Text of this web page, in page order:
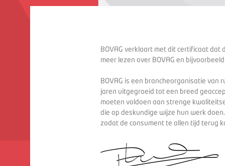
BOVAG verklaart met dit certificaat dat
meer lezen over BOVAG en
BOVAG is een brancheorganisatie van
jaren uitgegroeid tot een breed
moeten voldoen aan strenge
die op deskundige wijze hun werk
zodat de consument te allen tijd terug